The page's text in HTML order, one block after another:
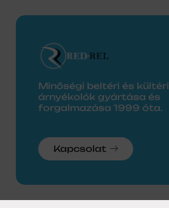
Minőségi beltéri és kültéri
árnyékolók gyártása és
forgalmazása 1999 óta.
Kapcsolat